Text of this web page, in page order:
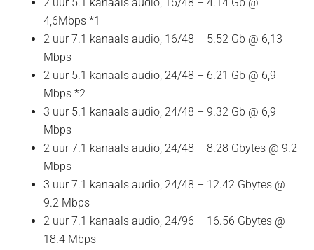
2 uur 5.1 kanaals audio, 16/48 – 4.14 Gb @
4,6Mbps *1
2 uur 7.1 kanaals audio, 16/48 – 5.52 Gb @ 6,13
Mbps
2 uur 5.1 kanaals audio, 24/48 – 6.21 Gb @ 6,9
Mbps *2
3 uur 5.1 kanaals audio, 24/48 – 9.32 Gb @ 6,9
Mbps
2 uur 7.1 kanaals audio, 24/48 – 8.28 Gbytes @ 9.2
Mbps
3 uur 7.1 kanaals audio, 24/48 – 12.42 Gbytes @
9.2 Mbps
2 uur 7.1 kanaals audio, 24/96 – 16.56 Gbytes @
18.4 Mbps